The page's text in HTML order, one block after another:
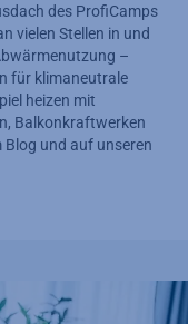
des ProfiCamps
vielen Stellen in und
–
für klimaneutrale
heizen mit
Balkonkraftwerken
und auf unseren